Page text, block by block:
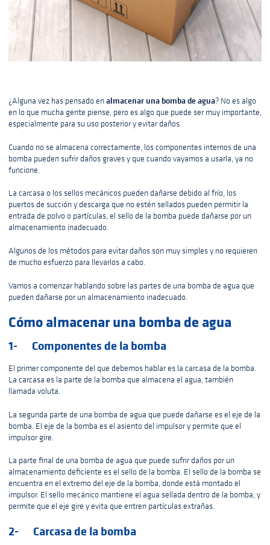
¿Alguna vez has pensado enalmacenar una bomba de agua? No es algo
en lo que mucha gente piense, pero es algo que puede ser muy importante,
especialmente para su uso posterior y evitar daños.
Cuando no se almacena correctamente, los componentes internos de una
bomba pueden sufrir daños graves y que cuando vayamos a usarla, ya no
funcione.
La carcasa o los sellos mecánicos pueden dañarse debido al frío, los
puertos de succión y descarga que no estén sellados pueden permitir la
entrada de polvo o partículas, el sello de la bomba puede dañarse por un
almacenamiento inadecuado.
Algunos de los métodos para evitar daños son muy simples y no requieren
de mucho esfuerzo para llevarlos a cabo.
Vamos a comenzar hablando sobre las partes de una bomba de agua que
pueden dañarse por un almacenamiento inadecuado.
Cómo almacenar una bomba de agua
1- Componentes de la bomba
El primer componente del que debemos hablar es la carcasa de la bomba.
La carcasa es la parte de la bomba que almacena el agua, también
llamada voluta.
La segunda parte de una bomba de agua que puede dañarse es el eje de la
bomba. El eje de la bomba es el asiento del impulsor y permite que el
impulsor gire.
La parte final de una bomba de agua que puede sufrir daños por un
almacenamiento deficiente es el sello de la bomba. El sello de la bomba se
encuentra en el extremo del eje de la bomba, donde está montado el
impulsor. El sello mecánico mantiene el agua sellada dentro de la bomba, y
permite que el eje gire y evita que entren partículas extrañas.
2- Carcasa de la bomba